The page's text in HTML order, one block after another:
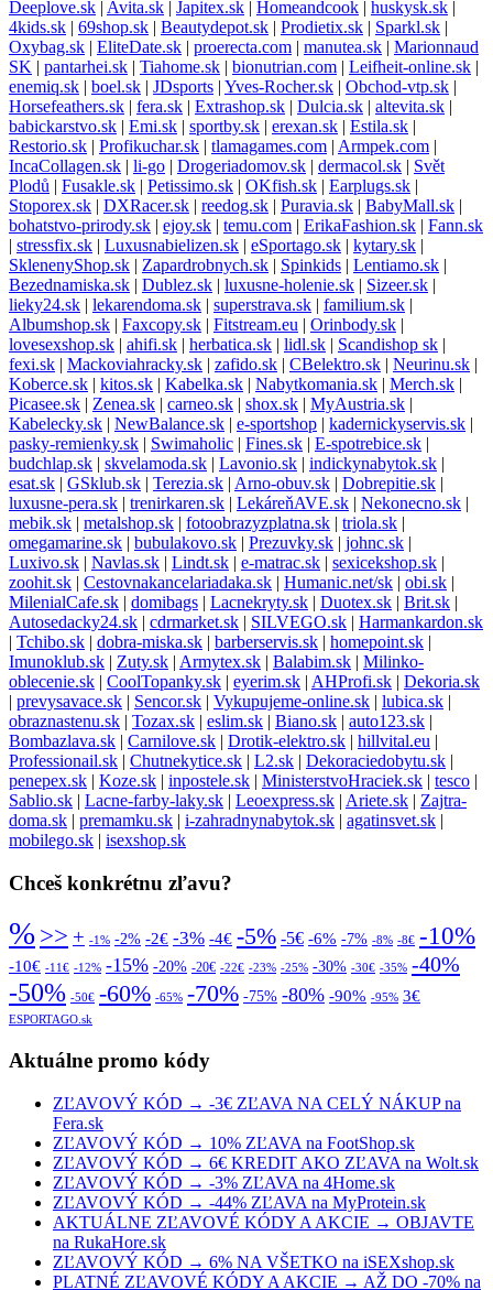
Deeplove.sk | Avita.sk | Japitex.sk | Homeandcook | huskysk.sk |
4kids.sk | 69shop.sk | Beautydepot.sk | Prodietix.sk | Sparkl.sk |
Oxybag.sk | EliteDate.sk | proerecta.com | manutea.sk | Marionnaud
SK | pantarhei.sk | Tiahome.sk | bionutrian.com | Leifheit-online.sk |
enemiq.sk | boel.sk | JDsports | Yves-Rocher.sk | Obchod-vtp.sk |
Horsefeathers.sk | fera.sk | Extrashop.sk | Dulcia.sk | altevita.sk |
babickarstvo.sk | Emi.sk | sportby.sk | erexan.sk | Estila.sk |
Restorio.sk | Profikuchar.sk | tlamagames.com | Armpek.com |
IncaCollagen.sk | li-go | Drogeriadomov.sk | dermacol.sk | Svět
Plodů | Fusakle.sk | Petissimo.sk | OKfish.sk | Earplugs.sk |
Stoporex.sk | DXRacer.sk | reedog.sk | Puravia.sk | BabyMall.sk |
bohatstvo-prirody.sk | ejoy.sk | temu.com | ErikaFashion.sk | Fann.sk
| stressfix.sk | Luxusnabielizen.sk | eSportago.sk | kytary.sk |
SklenenyShop.sk | Zapardrobnych.sk | Spinkids | Lentiamo.sk |
Bezednamiska.sk | Dublez.sk | luxusne-holenie.sk | Sizeer.sk |
lieky24.sk | lekarendoma.sk | superstrava.sk | familium.sk |
Albumshop.sk | Faxcopy.sk | Fitstream.eu | Orinbody.sk |
lovesexshop.sk | ahifi.sk | herbatica.sk | lidl.sk | Scandishop sk |
fexi.sk | Mackoviahracky.sk | zafido.sk | CBelektro.sk | Neurinu.sk |
Koberce.sk | kitos.sk | Kabelka.sk | Nabytkomania.sk | Merch.sk |
Picasee.sk | Zenea.sk | carneo.sk | shox.sk | MyAustria.sk |
Kabelecky.sk | NewBalance.sk | e-sportshop | kadernickyservis.sk |
pasky-remienky.sk | Swimaholic | Fines.sk | E-spotrebice.sk |
budchlap.sk | skvelamoda.sk | Lavonio.sk | indickynabytok.sk |
esat.sk | GSklub.sk | Terezia.sk | Arno-obuv.sk | Dobrepitie.sk |
luxusne-pera.sk | trenirkaren.sk | LekáreňAVE.sk | Nekonecno.sk |
mebik.sk | metalshop.sk | fotoobrazyzplatna.sk | triola.sk |
omegamarine.sk | bubulakovo.sk | Prezuvky.sk | johnc.sk |
Luxivo.sk | Navlas.sk | Lindt.sk | e-matrac.sk | sexicekshop.sk |
zoohit.sk | Cestovnakancelariadaka.sk | Humanic.net/sk | obi.sk |
MilenialCafe.sk | domibags | Lacnekryty.sk | Duotex.sk | Brit.sk |
Autosedacky24.sk | cdrmarket.sk | SILVEGO.sk | Harmankardon.sk
| Tchibo.sk | dobra-miska.sk | barberservis.sk | homepoint.sk |
Imunoklub.sk | Zuty.sk | Armytex.sk | Balabim.sk | Milinko-
oblecenie.sk | CoolTopanky.sk | eyerim.sk | AHProfi.sk | Dekoria.sk
| prevysavace.sk | Sencor.sk | Vykupujeme-online.sk | lubica.sk |
obraznastenu.sk | Tozax.sk | eslim.sk | Biano.sk | auto123.sk |
Bombazlava.sk | Carnilove.sk | Drotik-elektro.sk | hillvital.eu |
Professionail.sk | Chutnekytice.sk | L2.sk | Dekoraciedobytu.sk |
penepex.sk | Koze.sk | inpostele.sk | MinisterstvoHraciek.sk | tesco |
Sablio.sk | Lacne-farby-laky.sk | Leoexpress.sk | Ariete.sk | Zajtra-
doma.sk | premamku.sk | i-zahradnynabytok.sk | agatinsvet.sk |
mobilego.sk | isexshop.sk
Chceš konkrétnu zľavu?
%>> + -1% -2% -2€ -3% -4€ -5% -5€ -6% -7% -8% -8€ -10%
-10€ -11€ -12% -15% -20% -20€ -22€ -23% -25% -30% -30€ -35% -40%
-50% -50€ -60% -65% -70% -75% -80% -90% -95% 3€
ESPORTAGO.sk
Aktuálne promo kódy
ZĽAVOVÝ KÓD → -3€ ZĽAVA NA CELÝ NÁKUP na
Fera.sk
ZĽAVOVÝ KÓD → 10% ZĽAVA na FootShop.sk
ZĽAVOVÝ KÓD → 6€ KREDIT AKO ZĽAVA na Wolt.sk
ZĽAVOVÝ KÓD → -3% ZĽAVA na 4Home.sk
ZĽAVOVÝ KÓD → -44% ZĽAVA na MyProtein.sk
AKTUÁLNE ZĽAVOVÉ KÓDY A AKCIE → OBJAVTE
na RukaHore.sk
ZĽAVOVÝ KÓD → 6% NA VŠETKO na iSEXshop.sk
PLATNÉ ZĽAVOVÉ KÓDY A AKCIE → AŽ DO -70% na